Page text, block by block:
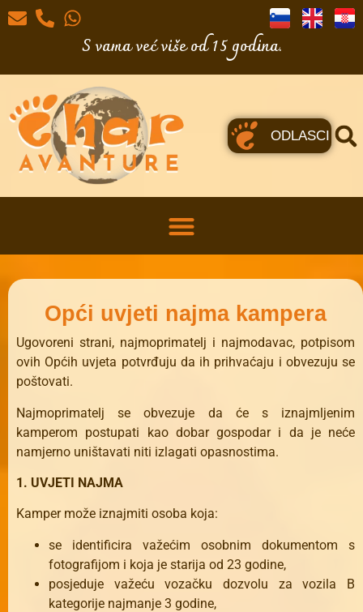
S vama već više od 15 godina.
ODLASCI
Opći uvjeti najma kampera
Ugovoreni strani, najmoprimatelj i najmodavac, potpisom
ovih Općih uvjeta potvrđuju da ih prihvaćaju i obvezuju se
poštovati.
Najmoprimatelj se obvezuje da će s iznajmljenim
kamperom postupati kao dobar gospodar i da je neće
namjerno uništavati niti izlagati opasnostima.
1. UVJETI NAJMA
Kamper može iznajmiti osoba koja:
se identificira važećim osobnim dokumentom s
fotografijom i koja je starija od 23 godine,
posjeduje važeću vozačku dozvolu za vozila B
kategorije najmanje 3 godine,